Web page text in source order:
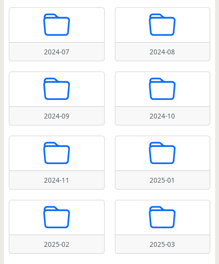
2024-07 2024-08
2024-09 2024-10
2024-11 2025-01
2025-02 2025-03